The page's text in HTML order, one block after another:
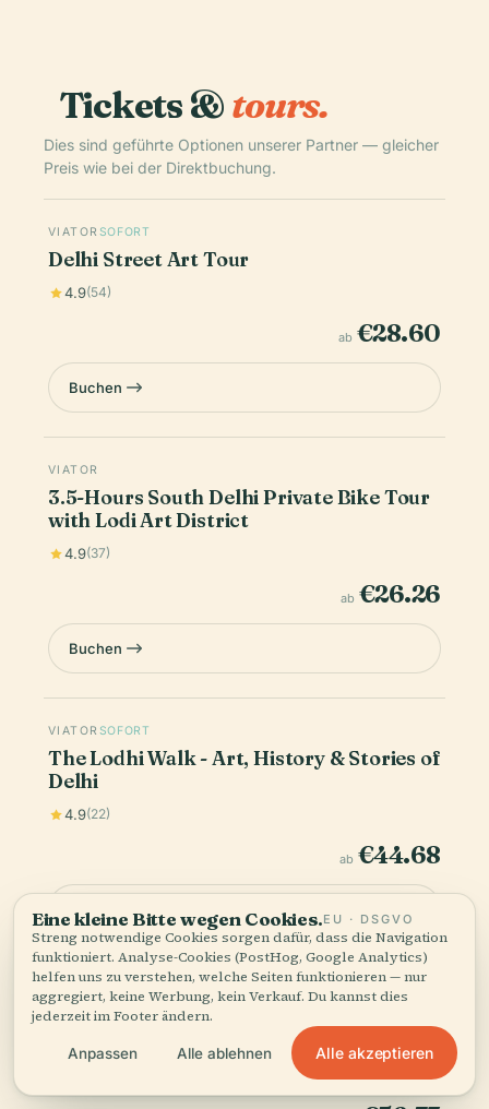
Tickets &tours.
Dies sind geführte Optionen unserer Partner — gleicher
Preis wie bei der Direktbuchung.
VIATOR SOFORT
Delhi Street Art Tour
4.9(54)
ab €28.60
Buchen
VIATOR
3.5-Hours South Delhi Private Bike Tour
with Lodi Art District
4.9(37)
ab €26.26
Buchen
VIATOR SOFORT
The Lodhi Walk - Art, History & Stories of
Delhi
4.9(22)
ab €44.68
Buchen
VIATORSOFORT
Private Custom Shopping Tour: Delhi's
Bustling Markets
Eine kleine Bitte wegen Cookies.EU · DSGVO
Streng notwendige Cookies sorgen dafür, dass die Navigation
funktioniert. Analyse-Cookies (PostHog, Google Analytics)
helfen uns zu verstehen, welche Seiten funktionieren — nur
aggregiert, keine Werbung, kein Verkauf. Du kannst dies
jederzeit im Footer ändern.
Anpassen Alle ablehnen Alle akzeptieren